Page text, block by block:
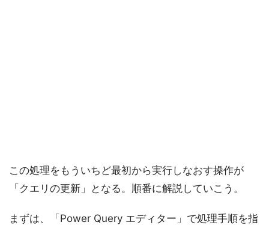
この処理をもういちど最初から実行しなおす操作が
「クエリの更新」となる。順番に解説していこう。
まずは、「Power Query エディター」で処理手順を指